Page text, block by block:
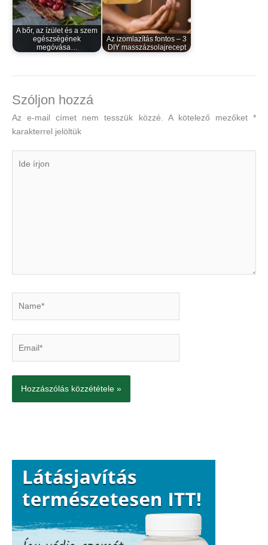
A bőr, az ízület és a szem
egészségének
megóvása…
Az izomlazítás fontos – 3
DIY masszázsolajrecept
Szóljon hozzá
Az e-mail címet nem tesszük közzé. A kötelező mezőket*
karakterrel jelöltük